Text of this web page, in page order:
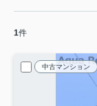
1件
中古マンション